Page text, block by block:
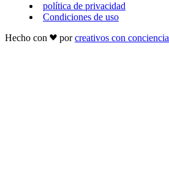
política de privacidad
Condiciones de uso
Hecho con
porcreativos con conciencia